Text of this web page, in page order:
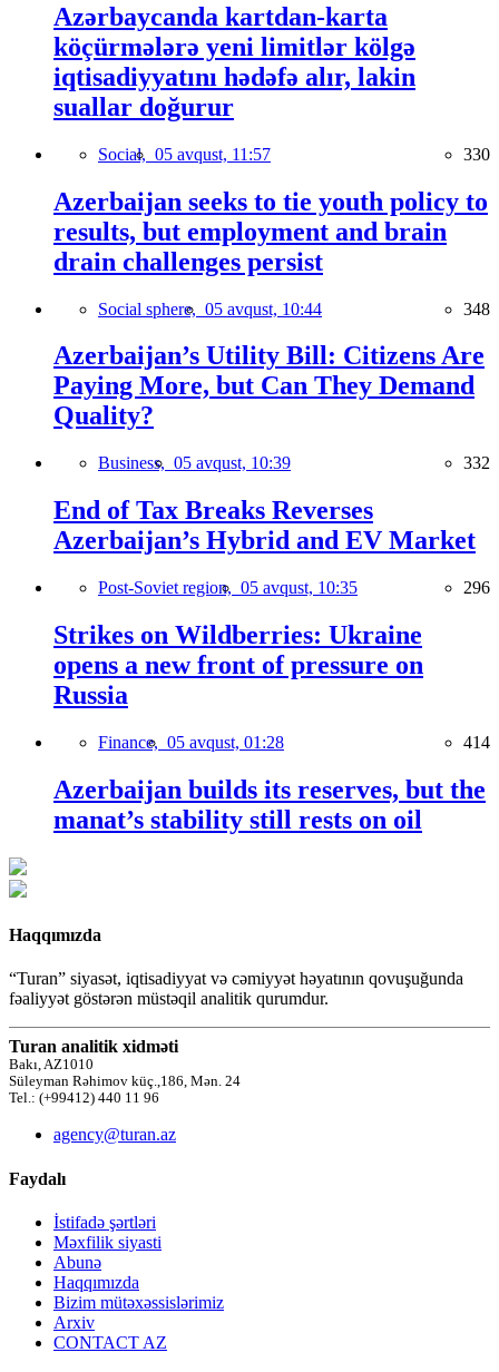
Azərbaycanda kartdan-karta
köçürmələrə yeni limitlər kölgə
iqtisadiyyatını hədəfə alır, lakin
suallar doğurur
Social, 05 avqust, 11:57 330
Azerbaijan seeks to tie youth policy to
results, but employment and brain
drain challenges persist
Social sphere, 05 avqust, 10:44 348
Azerbaijan’s Utility Bill: Citizens Are
Paying More, but Can They Demand
Quality?
Business, 05 avqust, 10:39 332
End of Tax Breaks Reverses
Azerbaijan’s Hybrid and EV Market
Post-Soviet region, 05 avqust, 10:35 296
Strikes on Wildberries: Ukraine
opens a new front of pressure on
Russia
Finance, 05 avqust, 01:28 414
Azerbaijan builds its reserves, but the
manat’s stability still rests on oil
Haqqımızda
“Turan” siyasət, iqtisadiyyat və cəmiyyət həyatının qovuşuğunda
fəaliyyət göstərən müstəqil analitik qurumdur.
Turan analitik xidməti
Bakı, AZ1010
Süleyman Rəhimov küç.,186, Mən. 24
Tel.: (+99412) 440 11 96
agency@turan.az
Faydalı
İstifadə şərtləri
Məxfilik siyasti
Abunə
Haqqımızda
Bizim mütəxəssislərimiz
Arxiv
CONTACT AZ